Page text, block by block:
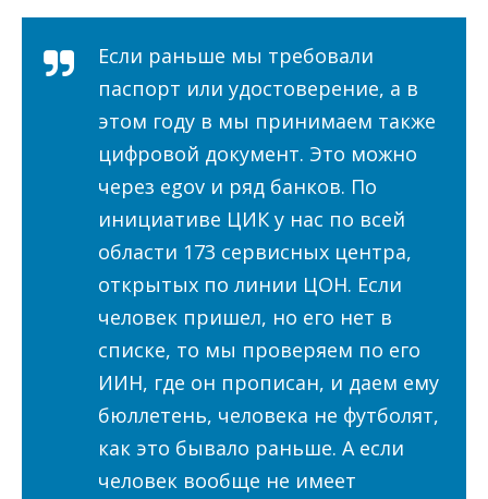
Если раньше мы требовали
паспорт или удостоверение, а в
этом году в мы принимаем также
цифровой документ. Это можно
через egov и ряд банков. По
инициативе ЦИК у нас по всей
области 173 сервисных центра,
открытых по линии ЦОН. Если
человек пришел, но его нет в
списке, то мы проверяем по его
ИИН, где он прописан, и даем ему
бюллетень, человека не футболят,
как это бывало раньше. А если
человек вообще не имеет